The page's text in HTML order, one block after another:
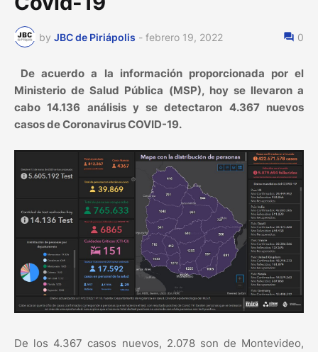
by JBC de Piriápolis - febrero 19, 2022 0
De acuerdo a la información proporcionada por el
Ministerio de Salud Pública (MSP), hoy se llevaron a
cabo 14.136 análisis y se detectaron 4.367 nuevos
casos de Coronavirus COVID-19.
De los 4.367 casos nuevos, 2.078 son de Montevideo,